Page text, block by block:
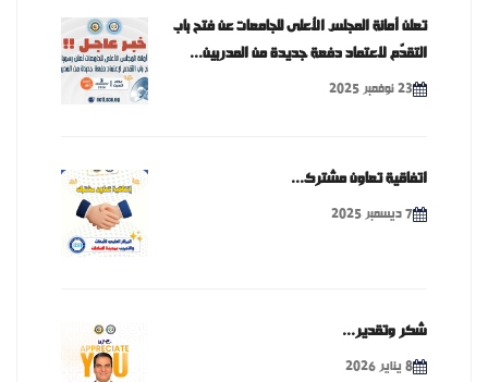
تعلن أمانة المجلس الأعلى للجامعات عن فتح باب
التقدّم لاعتماد دفعة جديدة من المدربين...
23 نوفمبر 2025
اتفاقية تعاون مشترك...
7 ديسمبر 2025
شكر وتقدير...
8 يناير 2026